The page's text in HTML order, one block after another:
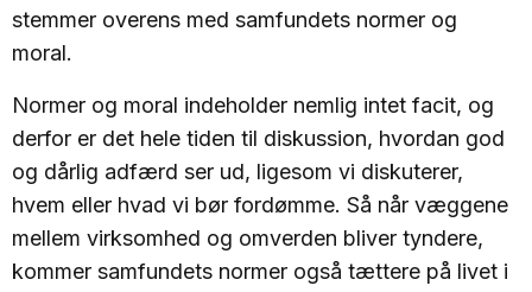
stemmer overens med samfundets normer og
moral.
Normer og moral indeholder nemlig intet facit, og
derfor er det hele tiden til diskussion, hvordan god
og dårlig adfærd ser ud, ligesom vi diskuterer,
hvem eller hvad vi bør fordømme. Så når væggene
mellem virksomhed og omverden bliver tyndere,
kommer samfundets normer også tættere på livet i